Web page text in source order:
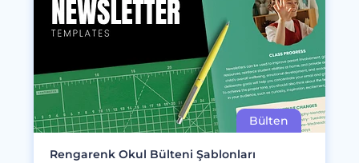
Rengarenk Okul Bülteni Şablonları